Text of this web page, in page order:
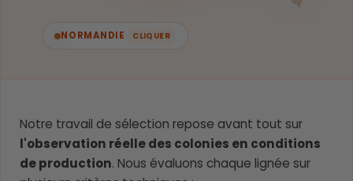
NORMANDIE CLIQUER
Notre travail de sélection repose avant tout sur
l'observation réelle des colonies en conditions
de production. Nous évaluons chaque lignée sur